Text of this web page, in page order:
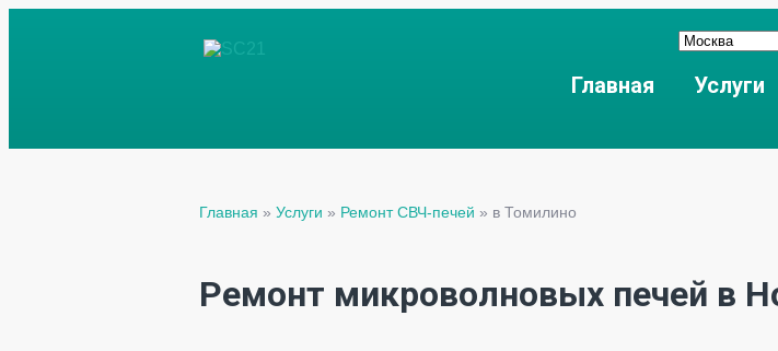
Главная
Услуги
Главная » Услуги » Ремонт СВЧ-печей » в Томилино
Ремонт микроволновых печей в